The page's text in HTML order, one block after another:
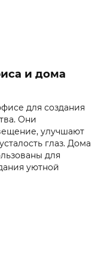
и дома
для создания
Они
улучшают
глаз. Дома
для
уютной